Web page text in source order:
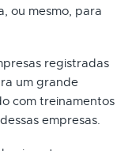
ou mesmo, para
registradas
um grande
com treinamentos
empresas.